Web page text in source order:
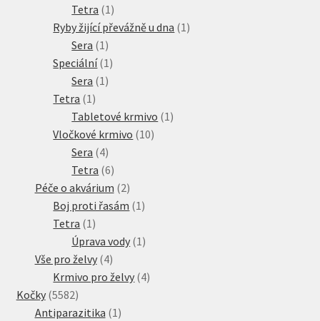
produkty
Tetra 1 1
produkt
Ryby žijící převážně u dna 1 1
Sera 1 1
produkt
Speciální 1 1
Sera 1 1
Tetra 1 1
produkt
Tabletové krmivo 1 1
Vločkové krmivo 1010
Sera 44
produkty
Tetra 66
produktů
Péče o akvárium 22
produkty
Boj proti řasám 1 1
Tetra 1 1
produkt
Úprava vody 1 1
Vše pro želvy 44
produkty
Krmivo pro želvy 44
Kočky 55825582
produktů
Antiparazitika 1 1